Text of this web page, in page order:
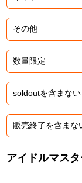
ガンダムシリーズ
ドラゴンボール
ラブライブ！
ラブライブ！サンシ
アイドルマス